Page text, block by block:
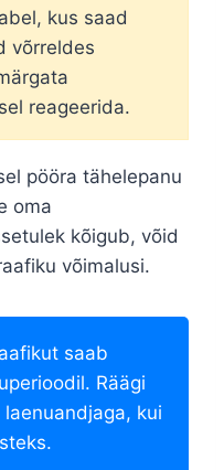
kus saad
võrreldes
reageerida.
pööra tähelepanu
oma
kõigub, võid
võimalusi.
saab
Räägi
kui